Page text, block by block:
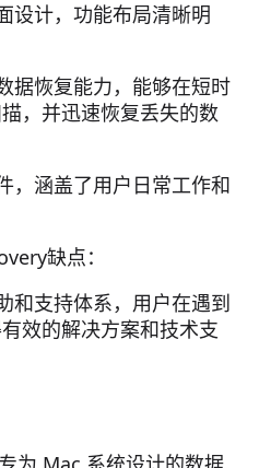
设计，功能布局清晰明
据恢复能力，能够在短时
，并迅速恢复丢失的数
，涵盖了用户日常工作和
缺点：
和支持体系，用户在遇到
效的解决方案和技术支